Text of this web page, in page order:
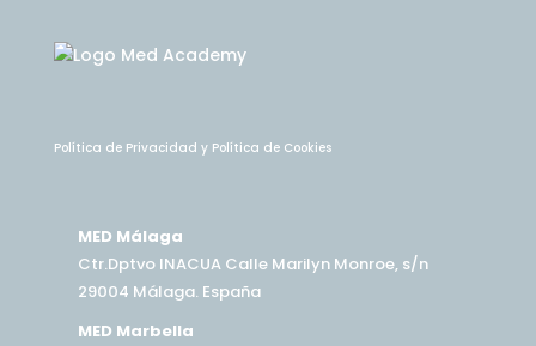
Política de Privacidad y Política de Cookies
MED Málaga
Ctr.Dptvo INACUA Calle Marilyn Monroe, s/n
29004 Málaga. España
MED Marbella